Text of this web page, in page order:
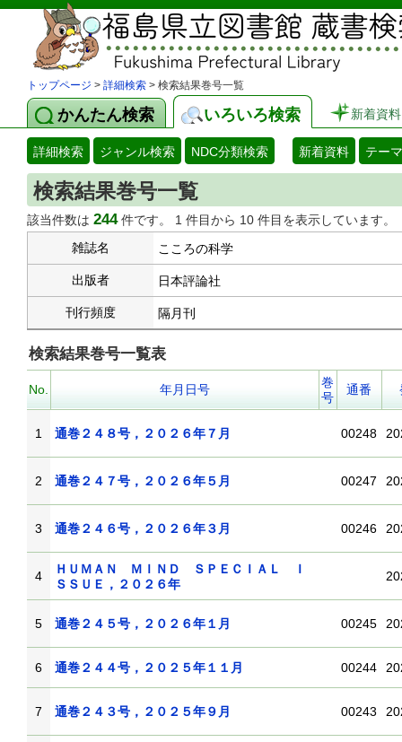
トップページ > 詳細検索 > 検索結果巻号一覧
かんたん検索 いろいろ検索 新着資料
詳細検索 ジャンル検索 NDC分類検索 新着資料 テー
検索結果巻号一覧
該当件数は 244件です。 1 件目から 10 件目を表示しています。
雑誌名
こころの科学
出版者 日本評論社
刊行頻度 隔月刊
検索結果巻号一覧表
No. 年月日号
巻
号
通番
1 通巻２４８号，２０２６年７月 00248
2 通巻２４７号，２０２６年５月 00247
3 通巻２４６号，２０２６年３月 00246
4
ＨＵＭＡＮ ＭＩＮＤ ＳＰＥＣＩＡＬ Ｉ
ＳＳＵＥ，２０２６年
5 通巻２４５号，２０２６年１月 00245
6 通巻２４４号，２０２５年１１月 00244
7 通巻２４３号，２０２５年９月 00243